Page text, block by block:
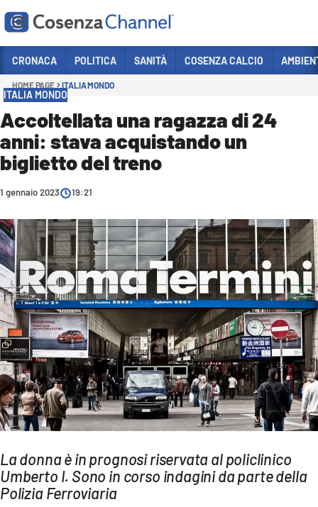
Sezioni
POLITICA
COSENZA CALCIO
ECONOMIA E LAVORO
SANITÀ
SPORT
CULTURA
AMBIENTE
Streaming
LAC TV
LAC NETWORK
LAC ONAIR
LaC
Network
CRONACA POLITICA SANITÀ COSENZA CALCIO
HOME PAGE ITALIA MONDO
ITALIA MONDO
Accoltellata una ragazza di 24
anni: stava acquistando un
biglietto del treno
1 gennaio 2023 19:21
La donna è in prognosi riservata al policlinico
Umberto I. Sono in corso indagini da parte della
Polizia Ferroviaria